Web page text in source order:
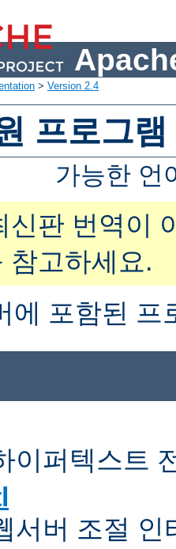
> Version 2.4
프로그램
가능한 언
신판 번역이
참고하세요.
에 포함된 프
이퍼텍스트
서버 조절 인